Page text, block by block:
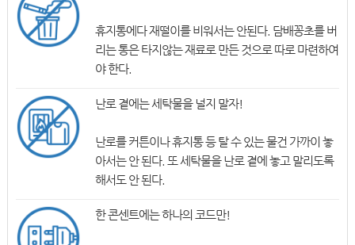
휴지통에다 재떨이를 비워서는 안된다. 담배꽁초를 버
리는 통은 타지않는 재료로 만든 것으로 따로 마련하여
야 한다.
난로 곁에는 세탁물을 널지 말자!
난로를 커튼이나 휴지통 등 탈 수 있는 물건 가까이 놓
아서는 안 된다. 또 세탁물을 난로 곁에 놓고 말리도록
해서도 안 된다.
한 콘센트에는 하나의 코드만!